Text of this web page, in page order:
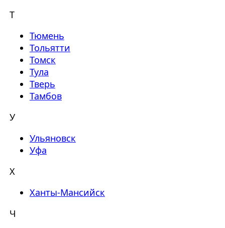
Т
Тюмень
Тольятти
Томск
Тула
Тверь
Тамбов
У
Ульяновск
Уфа
Х
Ханты-Мансийск
Ч